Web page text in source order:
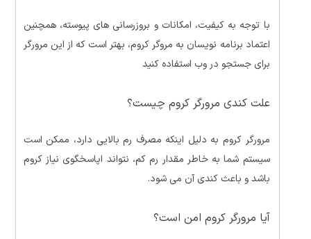
با توجه به کیفیت، امکانات و بروزرسانی های پیوسته، همچنین
اعتماد برنامه نویسان به مروگر کروم، بهتر است که از این مرورگر
برای جستجو در وب استفاده کنید
علت کندی مرورگر کروم چیست؟
مرورگر کروم به دلیل اینکه مصرف رم بالایی دارد، ممکن است
سیستم شما به خاطر مقدار رم کم، نتواند اپاسخگوی نیاز کروم
باشد و باعث کندی آن می شود.
آیا مرورگر کروم امن است؟